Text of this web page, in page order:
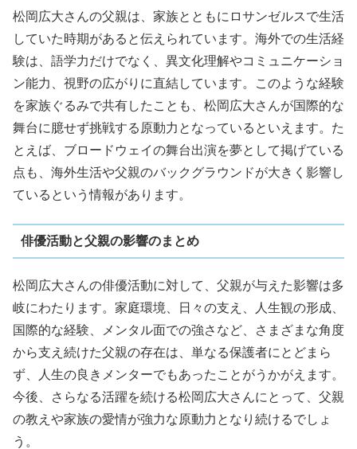
松岡広大さんの父親は、家族とともにロサンゼルスで生活
していた時期があると伝えられています。海外での生活経
験は、語学力だけでなく、異文化理解やコミュニケーショ
ン能力、視野の広がりに直結しています。このような経験
を家族ぐるみで共有したことも、松岡広大さんが国際的な
舞台に臆せず挑戦する原動力となっているといえます。た
とえば、ブロードウェイの舞台出演を夢として掲げている
点も、海外生活や父親のバックグラウンドが大きく影響し
ているという情報があります。
俳優活動と父親の影響のまとめ
松岡広大さんの俳優活動に対して、父親が与えた影響は多
岐にわたります。家庭環境、日々の支え、人生観の形成、
国際的な経験、メンタル面での強さなど、さまざまな角度
から支え続けた父親の存在は、単なる保護者にとどまら
ず、人生の良きメンターでもあったことがうかがえます。
今後、さらなる活躍を続ける松岡広大さんにとって、父親
の教えや家族の愛情が強力な原動力となり続けるでしょ
う。